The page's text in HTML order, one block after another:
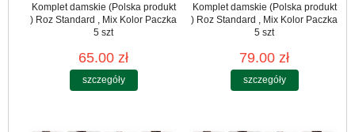
Komplet damskie (Polska produkt
) Roz Standard , Mix Kolor Paczka
5 szt
65.00 zł
szczegóły
Komplet damskie (Polska produkt
) Roz Standard , Mix Kolor Paczka
5 szt
79.00 zł
szczegóły